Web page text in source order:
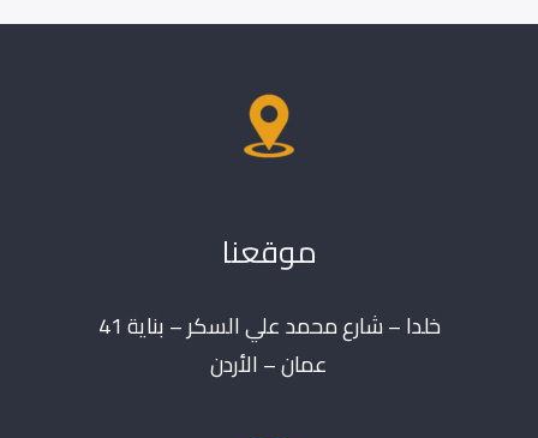
موقعنا
خلدا – شارع محمد علي السكر – بناية 41
عمان – الأردن